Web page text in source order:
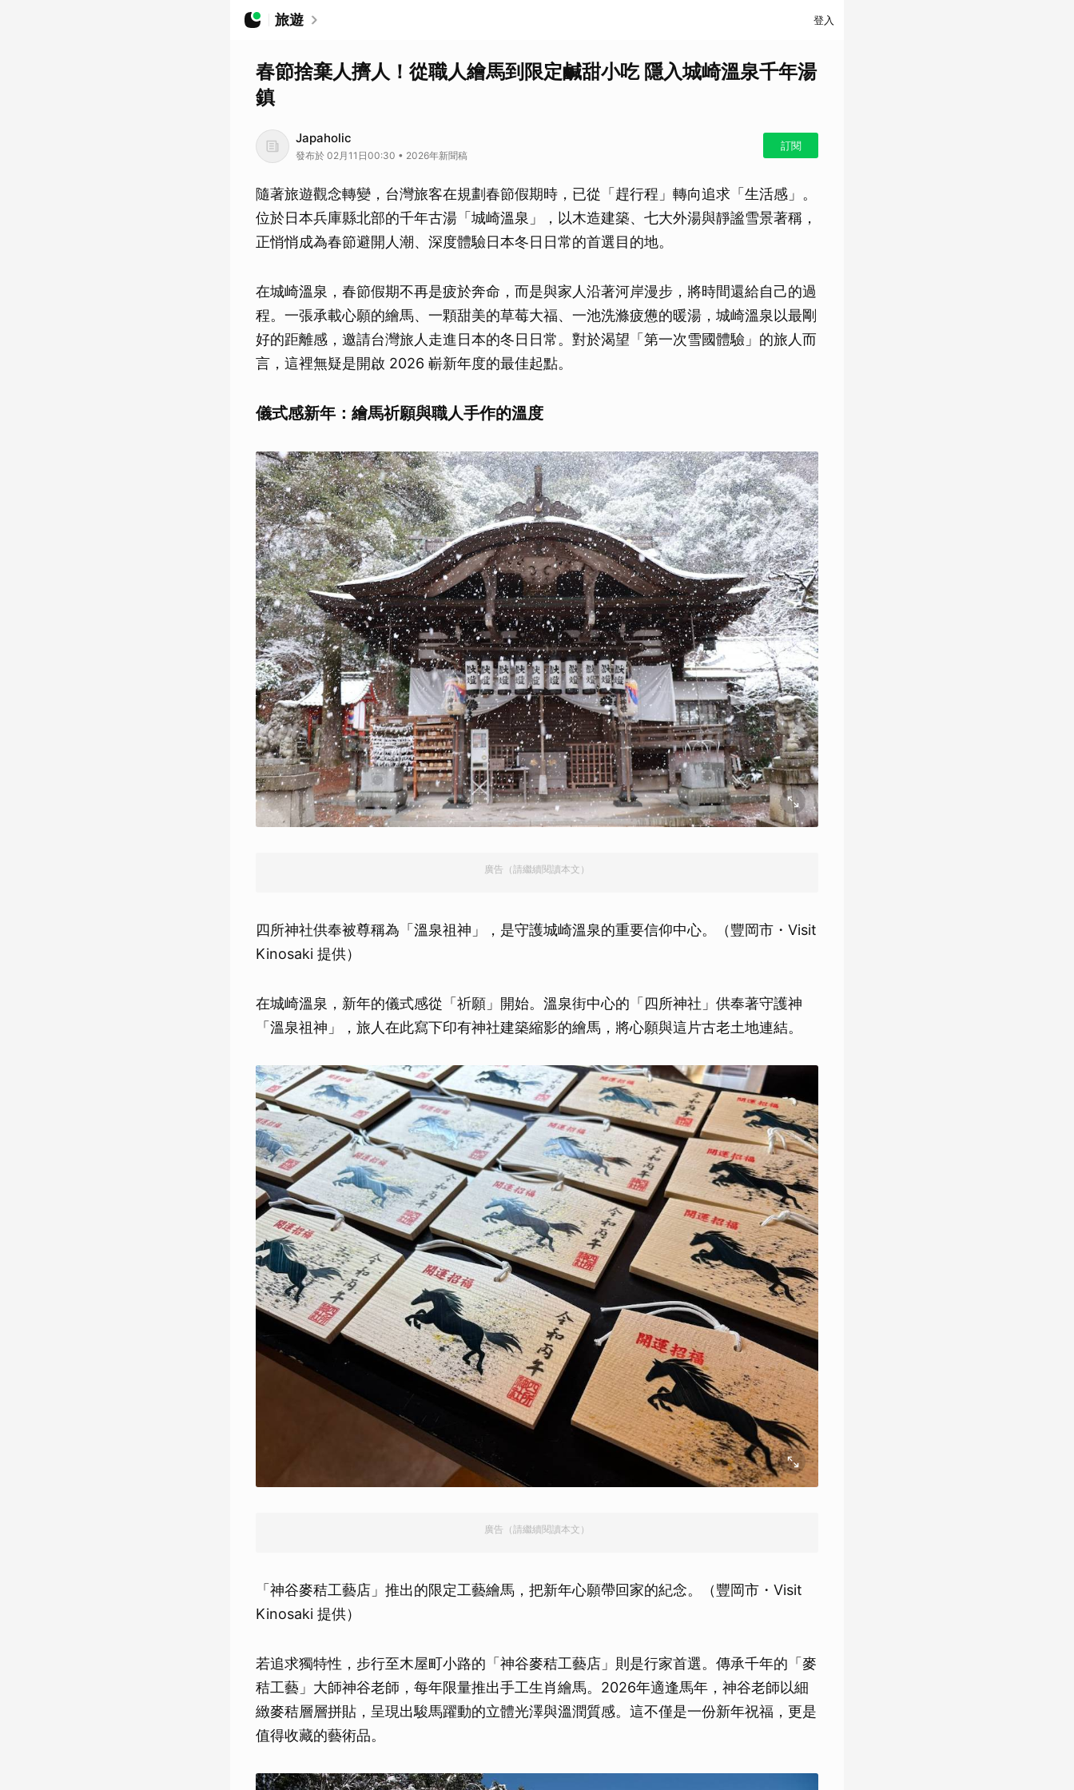
旅遊 登入
春節捨棄人擠人！從職人繪馬到限定鹹甜小吃 隱入城崎溫泉千年湯
鎮
Japaholic
發布於 02月11日00:30 • 2026年新聞稿
訂閱
隨著旅遊觀念轉變，台灣旅客在規劃春節假期時，已從「趕行程」轉向追求「生活感」。
位於日本兵庫縣北部的千年古湯「城崎溫泉」，以木造建築、七大外湯與靜謐雪景著稱，
正悄悄成為春節避開人潮、深度體驗日本冬日日常的首選目的地。
在城崎溫泉，春節假期不再是疲於奔命，而是與家人沿著河岸漫步，將時間還給自己的過
程。一張承載心願的繪馬、一顆甜美的草莓大福、一池洗滌疲憊的暖湯，城崎溫泉以最剛
好的距離感，邀請台灣旅人走進日本的冬日日常。對於渴望「第一次雪國體驗」的旅人而
言，這裡無疑是開啟 2026 嶄新年度的最佳起點。
儀式感新年：繪馬祈願與職人手作的溫度
廣告（請繼續閱讀本文）
四所神社供奉被尊稱為「溫泉祖神」，是守護城崎溫泉的重要信仰中心。（豐岡市・Visit
Kinosaki 提供）
在城崎溫泉，新年的儀式感從「祈願」開始。溫泉街中心的「四所神社」供奉著守護神
「溫泉祖神」，旅人在此寫下印有神社建築縮影的繪馬，將心願與這片古老土地連結。
廣告（請繼續閱讀本文）
「神谷麥秸工藝店」推出的限定工藝繪馬，把新年心願帶回家的紀念。（豐岡市・Visit
Kinosaki 提供）
若追求獨特性，步行至木屋町小路的「神谷麥秸工藝店」則是行家首選。傳承千年的「麥
秸工藝」大師神谷老師，每年限量推出手工生肖繪馬。2026年適逢馬年，神谷老師以細
緻麥秸層層拼貼，呈現出駿馬躍動的立體光澤與溫潤質感。這不僅是一份新年祝福，更是
值得收藏的藝術品。